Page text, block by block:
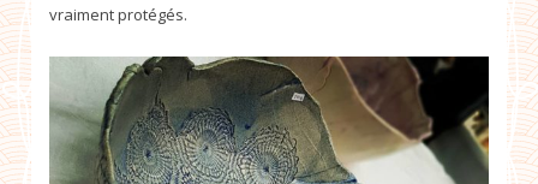
vraiment protégés.